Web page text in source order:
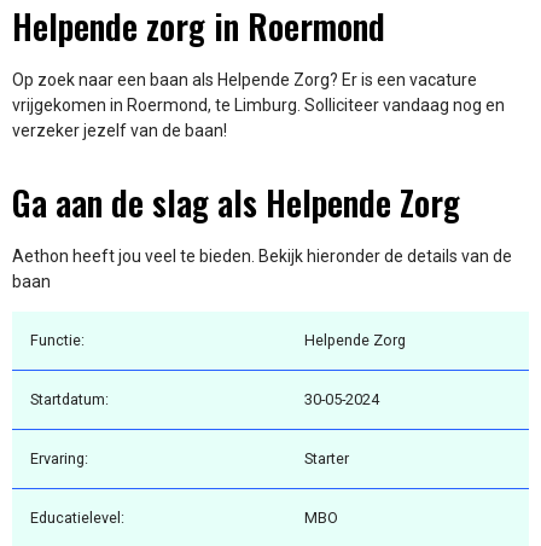
Helpende zorg in Roermond
Op zoek naar een baan als Helpende Zorg? Er is een vacature
vrijgekomen in Roermond, te Limburg. Solliciteer vandaag nog en
verzeker jezelf van de baan!
Ga aan de slag als Helpende Zorg
Aethon heeft jou veel te bieden. Bekijk hieronder de details van de
baan
Functie: Helpende Zorg
Startdatum: 30-05-2024
Ervaring: Starter
Educatielevel: MBO